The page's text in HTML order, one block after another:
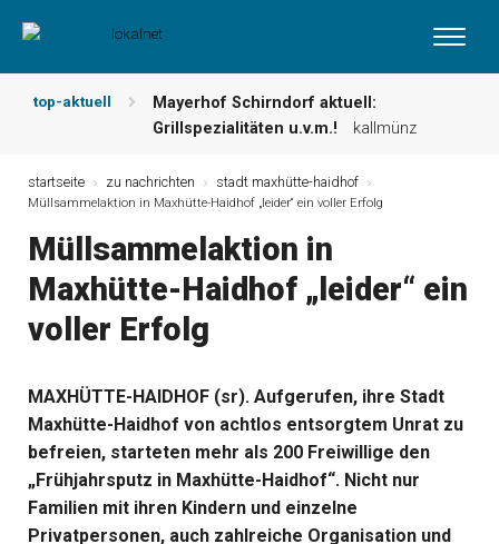
top-aktuell
Mayerhof Schirndorf aktuell:
Grillspezialitäten u.v.m.!
kallmünz
und mehr … burglengenfeld
Der „deutsche Michel“ muss nun
leserbriefe
Maxhütter Fischladen: Unser aktuelles
maxhütte-haidhof
Nutzen Sie aktuelle Angebote Ihrer
Metzgerei Hummel: Aktuelles
Wochenangebot!
maxhütte-haidhof
startseite zu nachrichten stadt maxhütte-haidhof
Müllsammelaktion in Maxhütte-Haidhof „leider“ ein voller Erfolg
Müllsammelaktion in
Maxhütte-Haidhof „leider“ ein
voller Erfolg
MAXHÜTTE-HAIDHOF (sr). Aufgerufen, ihre Stadt
Maxhütte-Haidhof von achtlos entsorgtem Unrat zu
befreien, starteten mehr als 200 Freiwillige den
„Frühjahrsputz in Maxhütte-Haidhof“. Nicht nur
Familien mit ihren Kindern und einzelne
Privatpersonen, auch zahlreiche Organisation und